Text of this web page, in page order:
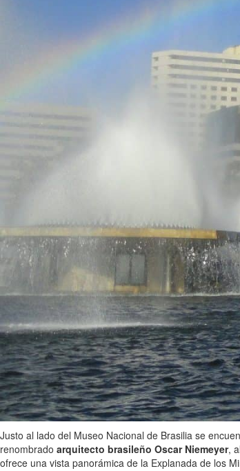
Justo al lado del Museo Nacional de Brasilia se
renombrado arquitecto brasileño Oscar Niemeyer,
ofrece una vista panorámica de la Explanada de los